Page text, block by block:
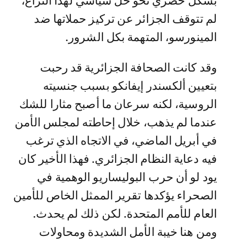
لم تتوقف الجزائر عن تركيز حملاتها ضد
المينورسو، المتهمة بكل الشرور.
وقد كانت الصحافة الجزائرية قد رحبت
بتعيين ألكسندر إيفانكو بسبب جنسيته
الروسية، لكنه سرعان ما أصبح مثارا للشك
عندما لم يذهب، خلال إحاطته لمجلس الأمن
في أبريل الماضي، في الاتجاه الذي ترغب
فيه دعاية النظام الجزائري. فهذا الأخير كان
يود لو أن حرب البوليساريو الوهمية في
الصحراء يؤكدها تقرير الممثل الخاص للأمين
العام للأمم المتحدة. لكن ذلك لم يحدث.
ومن هنا خيبة الأمل الشديدة ومحاولات